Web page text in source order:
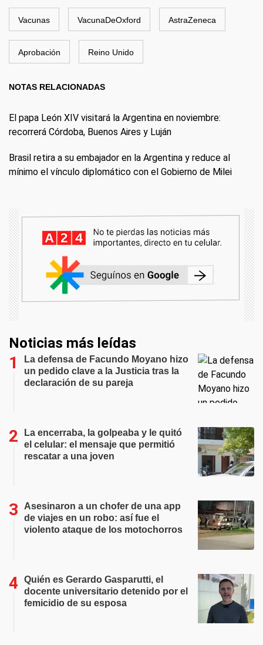
Vacunas VacunaDeOxford AstraZeneca
Aprobación Reino Unido
NOTAS RELACIONADAS
El papa León XIV visitará la Argentina en noviembre:
recorrerá Córdoba, Buenos Aires y Luján
Brasil retira a su embajador en la Argentina y reduce al
mínimo el vínculo diplomático con el Gobierno de Milei
Noticias más leídas
La defensa de Facundo Moyano hizo
un pedido clave a la Justicia tras la
declaración de su pareja
La encerraba, la golpeaba y le quitó
el celular: el mensaje que permitió
rescatar a una joven
Asesinaron a un chofer de una app
de viajes en un robo: así fue el
violento ataque de los motochorros
Quién es Gerardo Gasparutti, el
docente universitario detenido por el
femicidio de su esposa